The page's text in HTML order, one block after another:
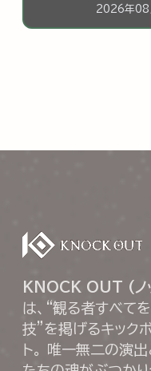
2026年08
KNOCK OUT (ノ
は、“観る者すべて
技”を掲げるキック
ト。 唯一無二の演